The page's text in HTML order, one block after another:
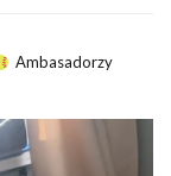
Ambasadorzy